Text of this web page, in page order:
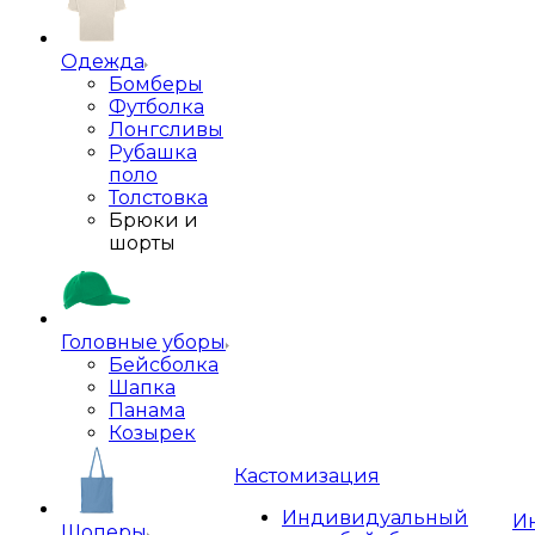
Одежда
Бомберы
Футболка
Лонгсливы
Рубашка
поло
Толстовка
Брюки и
шорты
Головные уборы
Бейсболка
Шапка
Панама
Козырек
Кастомизация
Индивидуальный